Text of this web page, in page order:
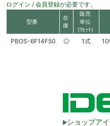
ログイン / 会員登録が必要です。
型番
在
庫
販売
単位
(1ｾｯﾄ)
PBOS-6F14F50 ◎ 1式 10
ショップア